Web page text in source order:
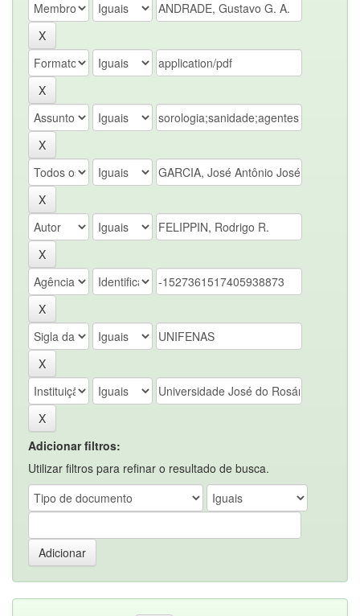
Adicionar filtros:
Utilizar filtros para refinar o resultado de busca.